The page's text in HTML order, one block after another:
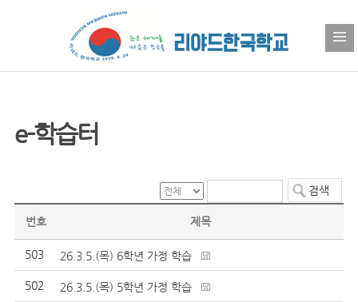
e-학습터
번호 제목
503 26.3.5.(목) 6학년 가정 학습
502 26.3.5.(목) 5학년 가정 학습